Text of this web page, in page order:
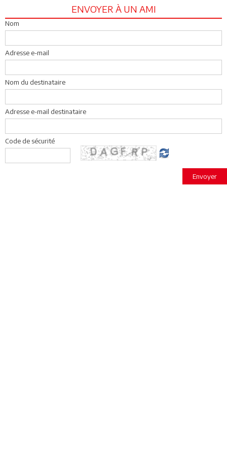
ENVOYER À UN AMI
Nom
Adresse e-mail
Nom du destinataire
Adresse e-mail destinataire
Code de sécurité
Envoyer